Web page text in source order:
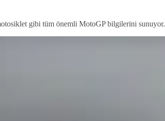
gibi tüm önemli MotoGP bilgilerini sunuyor.